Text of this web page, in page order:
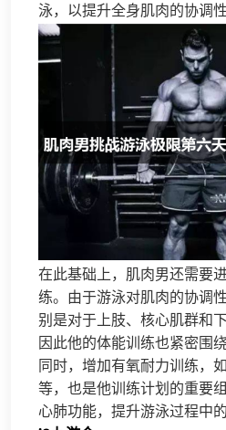
泳，以提升全身肌肉的协调性
在此基础上，肌肉男还需要
练。由于游泳对肌肉的协调
别是对于上肢、核心肌群和
因此他的体能训练也紧密围
同时，增加有氧耐力训练，
等，也是他训练计划的重要
心肺功能，提升游泳过程中的